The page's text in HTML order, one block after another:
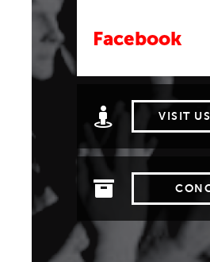
Facebook
VISIT